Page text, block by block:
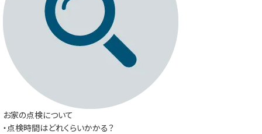
お家の点検について
・点検時間はどれくらいかかる？